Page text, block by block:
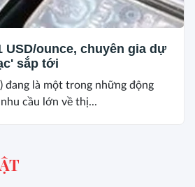
USD/ounce, chuyên gia dự
sắp tới
đang là một trong những động
cầu lớn về thị...